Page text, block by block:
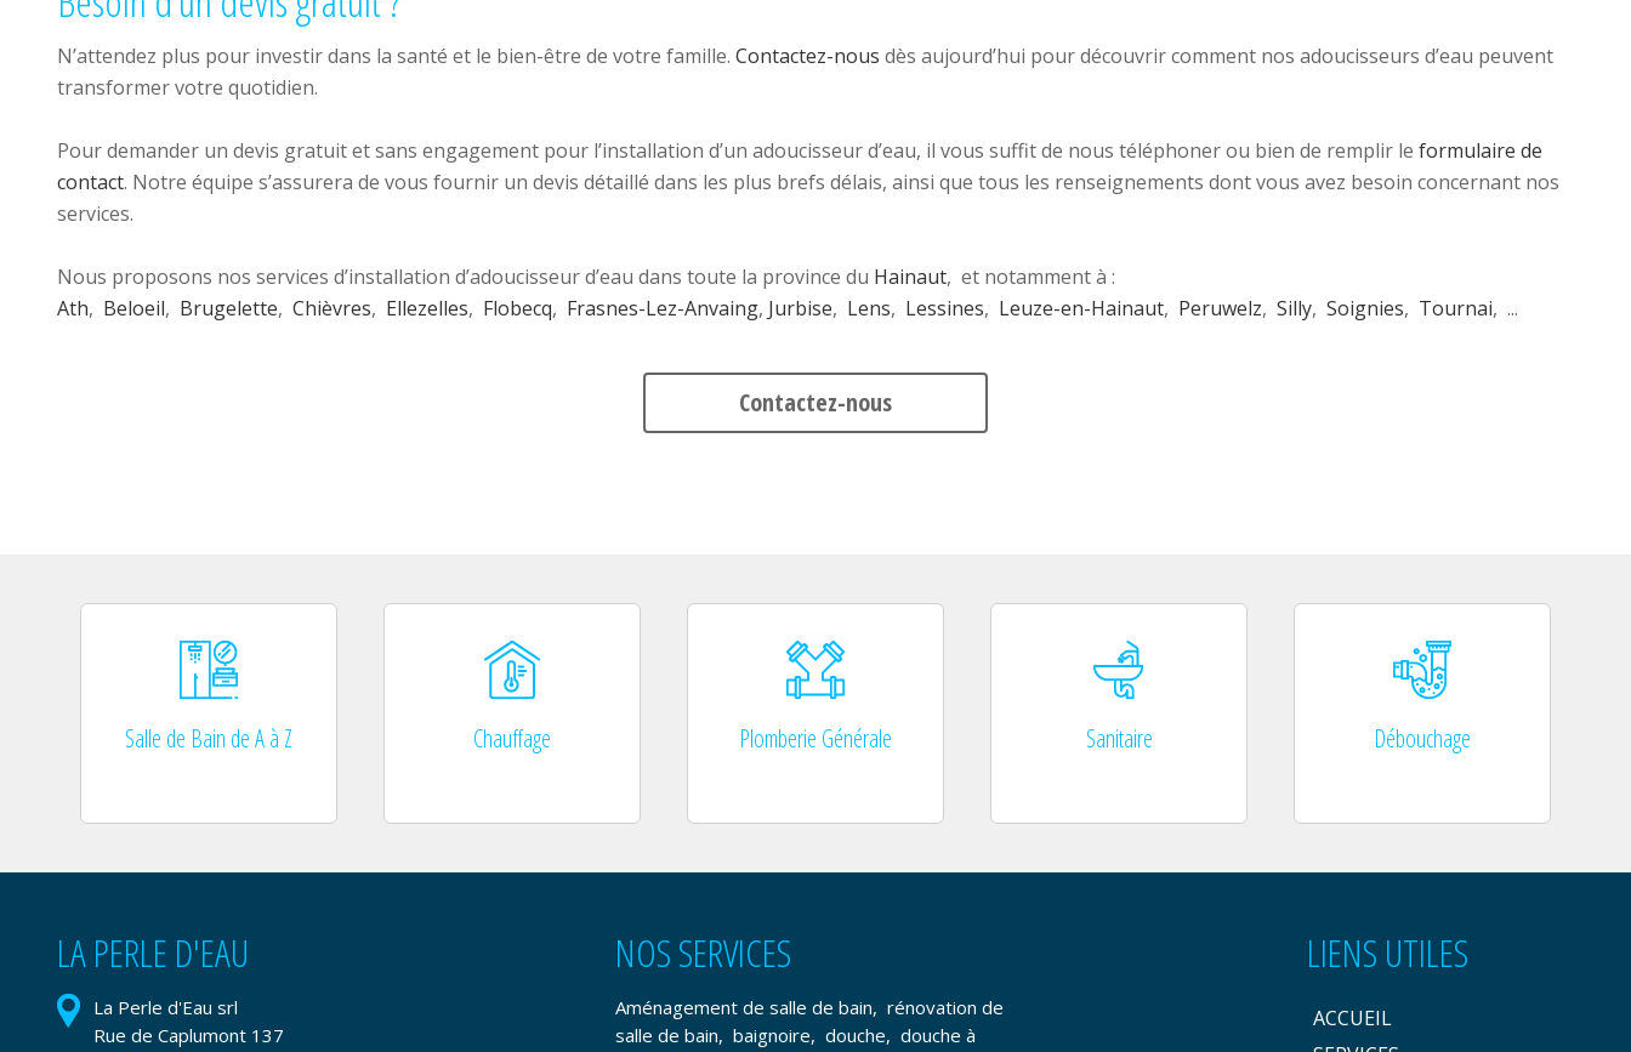
N’attendez plus pour investir dans la santé et le bien-être de votre famille. Contactez-nous dès aujourd’hui pour découvrir comment nos adoucisseurs d’eau peuvent
transformer votre quotidien.
Pour demander un devis gratuit et sans engagement pour l’installation d’un adoucisseur d’eau, il vous suffit de nous téléphoner ou bien de remplir le formulaire de
contact. Notre équipe s’assurera de vous fournir un devis détaillé dans les plus brefs délais, ainsi que tous les renseignements dont vous avez besoin concernant nos
services.
Nous proposons nos services d’installation d’adoucisseur d’eau dans toute la province du Hainaut, et notamment à :
Ath, Beloeil, Brugelette, Chièvres, Ellezelles, Flobecq, Frasnes-Lez-Anvaing, Jurbise, Lens, Lessines, Leuze-en-Hainaut, Peruwelz, Silly, Soignies, Tournai, ...
Contactez-nous
Salle de Bain de A à Z Chauffage Plomberie Générale Sanitaire Débouchage
LA PERLE D'EAU
La Perle d'Eau srl
Rue de Caplumont 137
NOS SERVICES
Aménagement de salle de bain, rénovation de
salle de bain, baignoire, douche, douche à
LIENS UTILES
ACCUEIL